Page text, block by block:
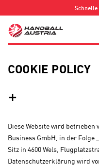
Schnelle &
COOKIE POLICY
Diese Website wird betrieben
Business GmbH, in der Folge
Sitz in 4600 Wels,
Datenschutzerklärung wird